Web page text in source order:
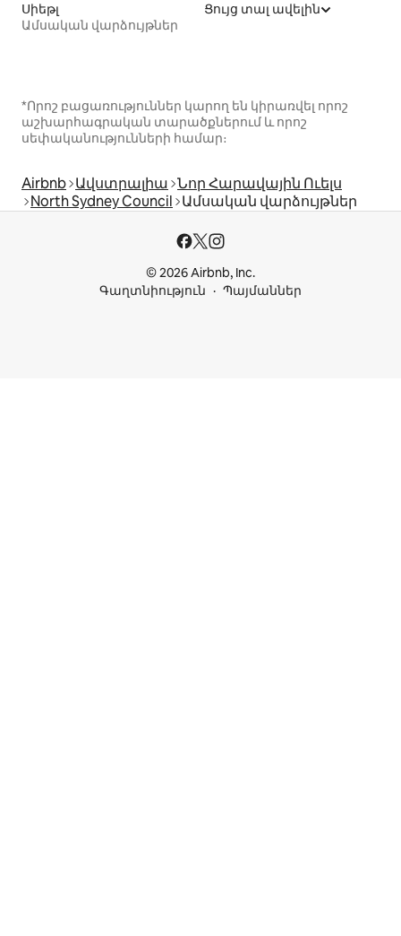
Սիեթլ
Ամսական վարձույթներ
Ցույց տալ ավելին
*Որոշ բացառություններ կարող են կիրառվել որոշ
աշխարհագրական տարածքներում և որոշ
սեփականությունների համար։
Airbnb Ավստրալիա Նոր Հարավային Ուելս
North Sydney Council Ամսական վարձույթներ
© 2026 Airbnb, Inc.
Գաղտնիություն
Պայմաններ